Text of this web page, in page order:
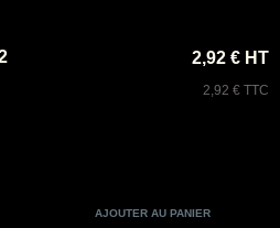
2,92 € HT
2,92 € TTC